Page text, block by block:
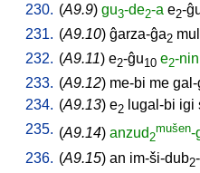
230. (A9.9) gu3-de2-a e2-
231. (A9.10) ĝarza-ĝa2
232. (A9.11) e2-ĝu10 e2-
233. (A9.12) me-bi me gal-
234. (A9.13) e2 lugal-bi igi
235. (A9.14) anzud2
mušen-
236. (A9.15) an im-ši-dub2